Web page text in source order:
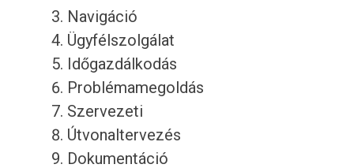
Navigáció
Ügyfélszolgálat
Időgazdálkodás
Problémamegoldás
Szervezeti
Útvonaltervezés
Dokumentáció